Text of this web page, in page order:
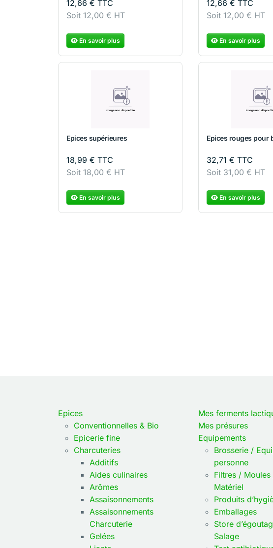
12,66 € TTC
Soit 12,00 € HT
En savoir plus
12,66 € TTC
Soit 12,00 € HT
En savoir plus
Epices supérieures
18,99 € TTC
Soit 18,00 € HT
En savoir plus
Epices rouges pour
32,71 € TTC
Soit 31,00 € HT
En savoir plus
Epices
Conventionnelles & Bio
Epicerie fine
Charcuteries
Additifs
Aides culinaires
Arômes
Assaisonnements
Assaisonnements
Charcuterie
Gelées
Mes ferments
Mes présures
Equipements
Brosserie /
personne
Filtres /
Matériel
Produits
Emballages
Store
Salage